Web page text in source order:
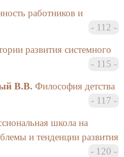
работников и
112
развития системного
115
В.В. Философия детства
117
школа на
и тенденции развития
120